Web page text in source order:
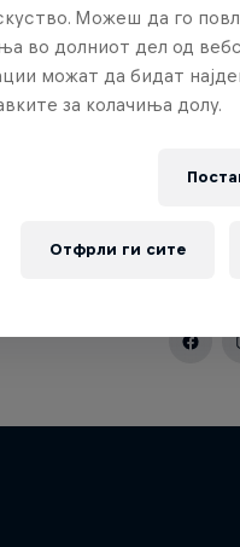
повеќе од
Можеш да го
во долниот дел од
можат да бидат
за колачиња долу.
Отфрли ги сите